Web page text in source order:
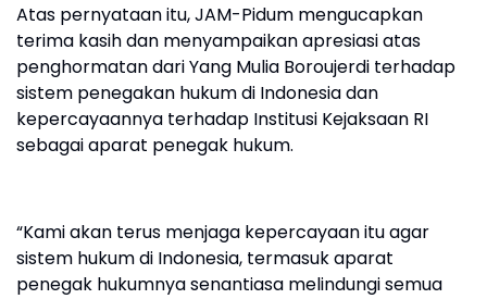
Atas pernyataan itu, JAM-Pidum mengucapkan
terima kasih dan menyampaikan apresiasi atas
penghormatan dari Yang Mulia Boroujerdi terhadap
sistem penegakan hukum di Indonesia dan
kepercayaannya terhadap Institusi Kejaksaan RI
sebagai aparat penegak hukum.
“Kami akan terus menjaga kepercayaan itu agar
sistem hukum di Indonesia, termasuk aparat
penegak hukumnya senantiasa melindungi semua